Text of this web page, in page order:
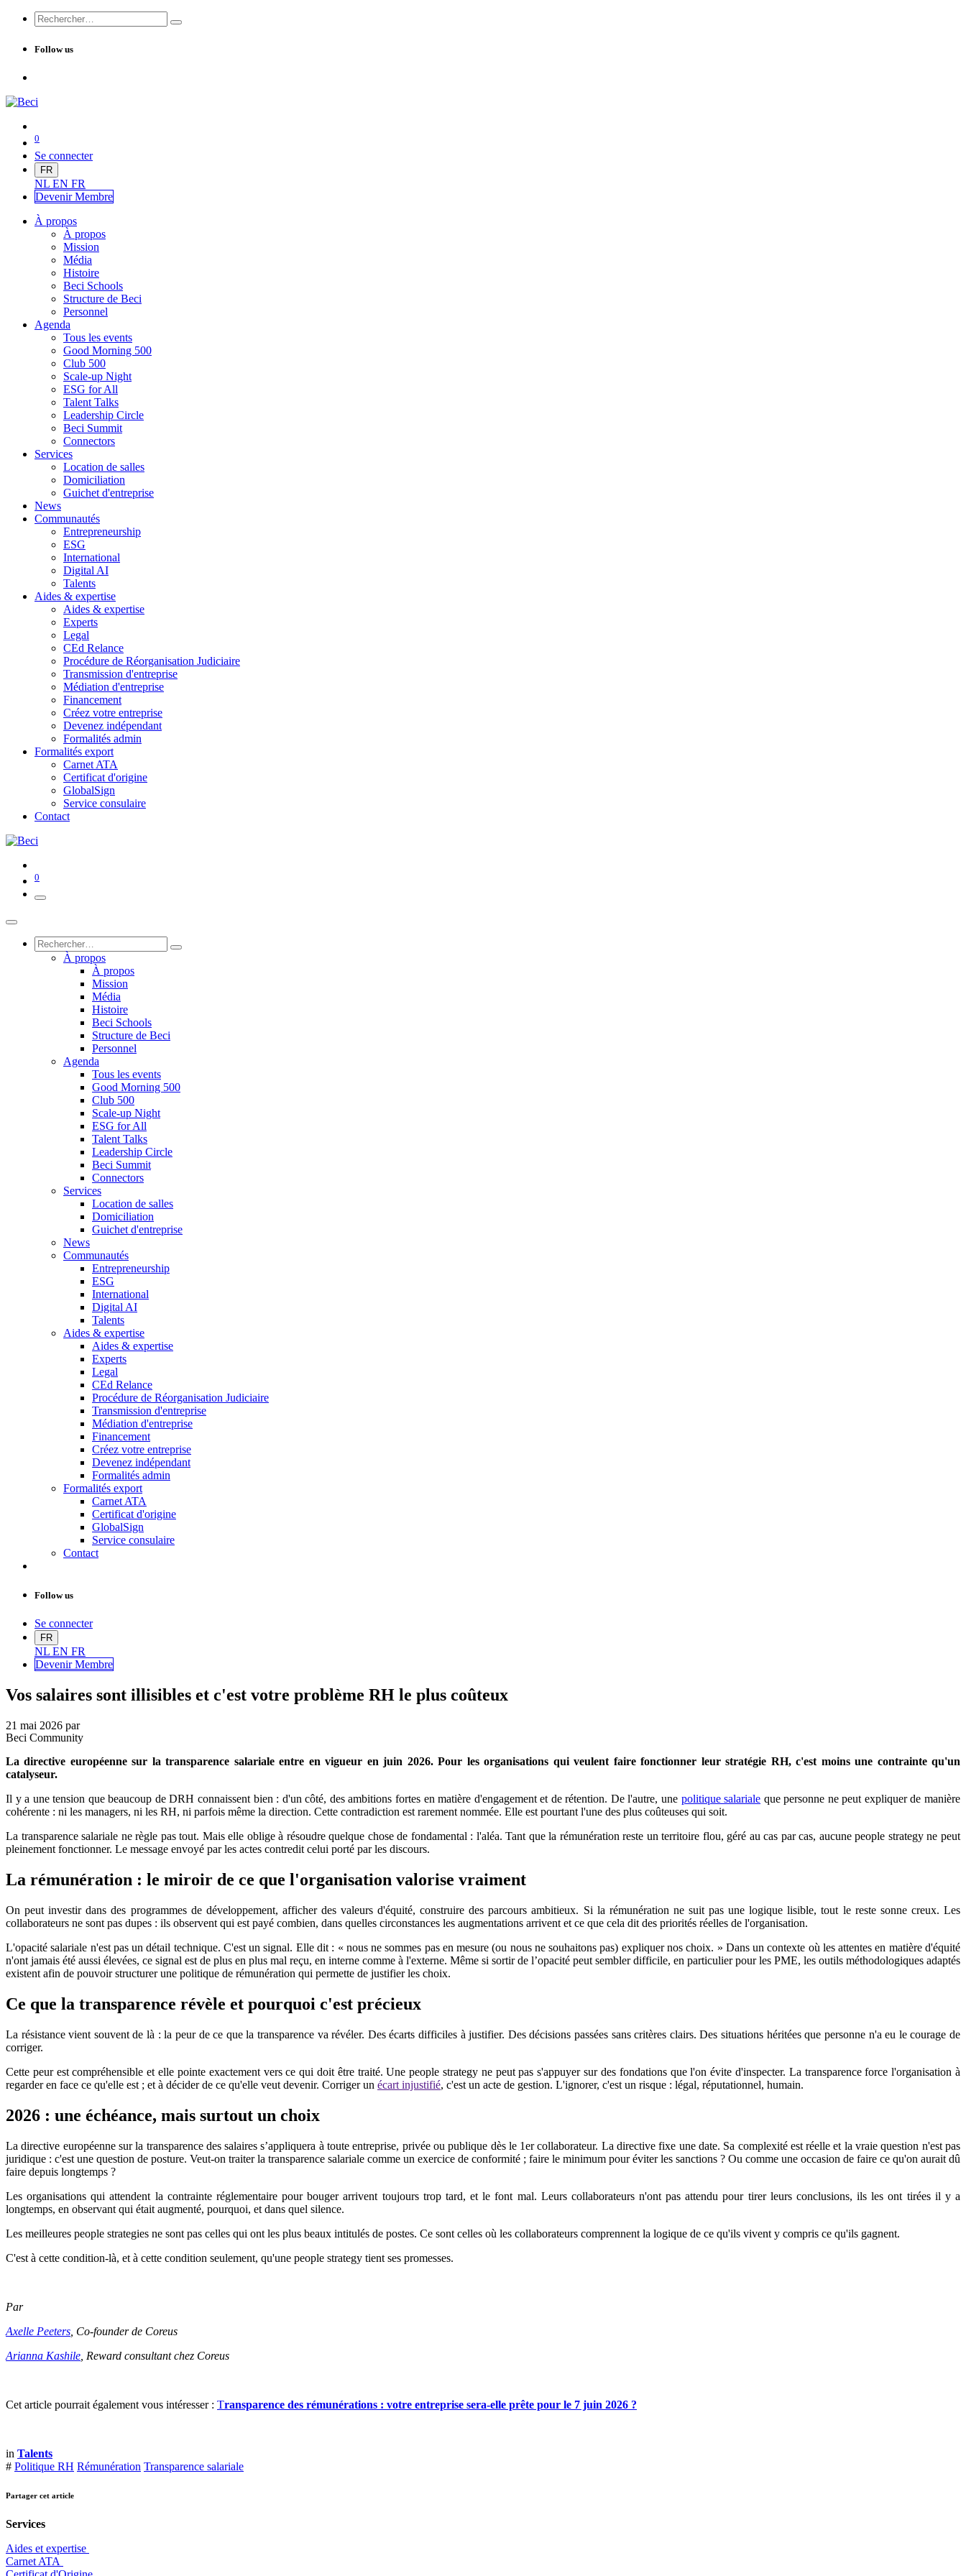
Follow us
0
Se connecter
FR
NL EN FR
Devenir Membre
À propos
À propos
Mission
Média
Histoire
Beci Schools
Structure de Beci
Personnel
Agenda
Tous les events
Good Morning 500
Club 500
Scale-up Night
ESG for All
Talent Talks
Leadership Circle
Beci Summit
Connectors
Services
Location de salles
Domiciliation
Guichet d'entreprise
News
Communautés
Entrepreneurship
ESG
International
Digital AI
Talents
Aides & expertise
Aides & expertise
Experts
Legal
CEd Relance
Procédure de Réorganisation Judiciaire
Transmission d'entreprise
Médiation d'entreprise
Financement
Créez votre entreprise
Devenez indépendant
Formalités admin
Formalités export
Carnet ATA
Certificat d'origine
GlobalSign
Service consulaire
Contact
0
À propos
À propos
Mission
Média
Histoire
Beci Schools
Structure de Beci
Personnel
Agenda
Tous les events
Good Morning 500
Club 500
Scale-up Night
ESG for All
Talent Talks
Leadership Circle
Beci Summit
Connectors
Services
Location de salles
Domiciliation
Guichet d'entreprise
News
Communautés
Entrepreneurship
ESG
International
Digital AI
Talents
Aides & expertise
Aides & expertise
Experts
Legal
CEd Relance
Procédure de Réorganisation Judiciaire
Transmission d'entreprise
Médiation d'entreprise
Financement
Créez votre entreprise
Devenez indépendant
Formalités admin
Formalités export
Carnet ATA
Certificat d'origine
GlobalSign
Service consulaire
Contact
Follow us
Se connecter
FR
NL EN FR
Devenir Membre
Vos salaires sont illisibles et c'est votre problème RH le plus coûteux
21 mai 2026 par
Beci Community
La directive européenne sur la transparence salariale entre en vigueur en juin 2026. Pour les organisations qui veulent faire fonctionner leur stratégie RH, c'est moins une contrainte qu'un
catalyseur.
Il y a une tension que beaucoup de DRH connaissent bien : d'un côté, des ambitions fortes en matière d'engagement et de rétention. De l'autre, une politique salariale que personne ne peut expliquer de manière
cohérente : ni les managers, ni les RH, ni parfois même la direction. Cette contradiction est rarement nommée. Elle est pourtant l'une des plus coûteuses qui soit.
La transparence salariale ne règle pas tout. Mais elle oblige à résoudre quelque chose de fondamental : l'aléa. Tant que la rémunération reste un territoire flou, géré au cas par cas, aucune people strategy ne peut
pleinement fonctionner. Le message envoyé par les actes contredit celui porté par les discours.
La rémunération : le miroir de ce que l'organisation valorise vraiment
On peut investir dans des programmes de développement, afficher des valeurs d'équité, construire des parcours ambitieux. Si la rémunération ne suit pas une logique lisible, tout le reste sonne creux. Les
collaborateurs ne sont pas dupes : ils observent qui est payé combien, dans quelles circonstances les augmentations arrivent et ce que cela dit des priorités réelles de l'organisation.
L'opacité salariale n'est pas un détail technique. C'est un signal. Elle dit : « nous ne sommes pas en mesure (ou nous ne souhaitons pas) expliquer nos choix. » Dans un contexte où les attentes en matière d'équité
n'ont jamais été aussi élevées, ce signal est de plus en plus mal reçu, en interne comme à l'externe. Même si sortir de l’opacité peut sembler difficile, en particulier pour les PME, les outils méthodologiques adaptés
existent afin de pouvoir structurer une politique de rémunération qui permette de justifier les choix.
Ce que la transparence révèle et pourquoi c'est précieux
La résistance vient souvent de là : la peur de ce que la transparence va révéler. Des écarts difficiles à justifier. Des décisions passées sans critères clairs. Des situations héritées que personne n'a eu le courage de
corriger.
Cette peur est compréhensible et elle pointe exactement vers ce qui doit être traité. Une people strategy ne peut pas s'appuyer sur des fondations que l'on évite d'inspecter. La transparence force l'organisation à
regarder en face ce qu'elle est ; et à décider de ce qu'elle veut devenir. Corriger un écart injustifié, c'est un acte de gestion. L'ignorer, c'est un risque : légal, réputationnel, humain.
2026 : une échéance, mais surtout un choix
La directive européenne sur la transparence des salaires s’appliquera à toute entreprise, privée ou publique dès le 1er collaborateur. La directive fixe une date. Sa complexité est réelle et la vraie question n'est pas
juridique : c'est une question de posture. Veut-on traiter la transparence salariale comme un exercice de conformité ; faire le minimum pour éviter les sanctions ? Ou comme une occasion de faire ce qu'on aurait dû
faire depuis longtemps ?
Les organisations qui attendent la contrainte réglementaire pour bouger arrivent toujours trop tard, et le font mal. Leurs collaborateurs n'ont pas attendu pour tirer leurs conclusions, ils les ont tirées il y a
longtemps, en observant qui était augmenté, pourquoi, et dans quel silence.
Les meilleures people strategies ne sont pas celles qui ont les plus beaux intitulés de postes. Ce sont celles où les collaborateurs comprennent la logique de ce qu'ils vivent y compris ce qu'ils gagnent.
C'est à cette condition-là, et à cette condition seulement, qu'une people strategy tient ses promesses.
Par
Axelle Peeters , Co-founder de Coreus
Arianna Kashile , Reward consultant chez Coreus
Cet article pourrait également vous intéresser : Transparence des rémunérations : votre entreprise sera-elle prête pour le 7 juin 2026 ?
in Talents
# Politique RH Rémunération Transparence salariale
Partager cet article
Services
Aides et expertise
​Carnet ATA